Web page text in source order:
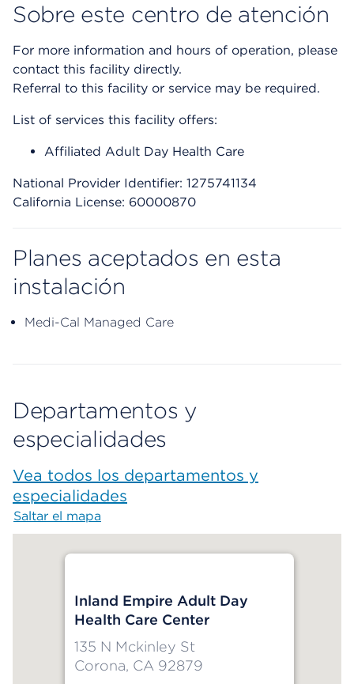
Sobre este centro de atención
For more information and hours of operation, please
contact this facility directly.
Referral to this facility or service may be required.
List of services this facility offers:
Affiliated Adult Day Health Care
National Provider Identifier: 1275741134
California License: 60000870
Planes aceptados en esta
instalación
Medi-Cal Managed Care
Departamentos y
especialidades
Vea todos los departamentos y
especialidades
Saltar el mapa
Inland Empire Adult Day
Health Care Center
135 N Mckinley St
Corona, CA 92879